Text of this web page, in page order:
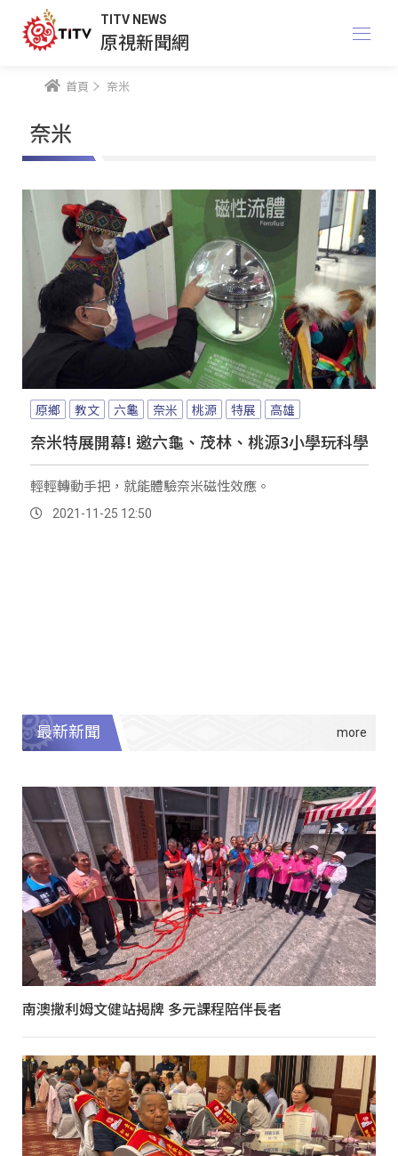
TITV NEWS
原視新聞網
首頁 奈米
奈米
原鄉 教文 六龜 奈米 桃源 特展 高雄
奈米特展開幕! 邀六龜、茂林、桃源3小學玩科學
輕輕轉動手把，就能體驗奈米磁性效應。
2021-11-25 12:50
最新新聞
南澳撒利姆文健站揭牌 多元課程陪伴長者